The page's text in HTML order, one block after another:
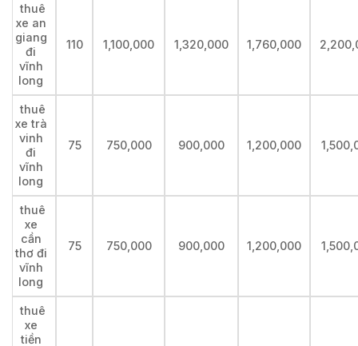
thuê
xe an
giang
đi
vĩnh
long
110 1,100,000 1,320,000 1,760,000
thuê
xe trà
vinh
đi
vĩnh
long
75 750,000 900,000 1,200,000
thuê
xe
cần
thơ đi
vĩnh
long
75 750,000 900,000 1,200,000
thuê
xe
tiền